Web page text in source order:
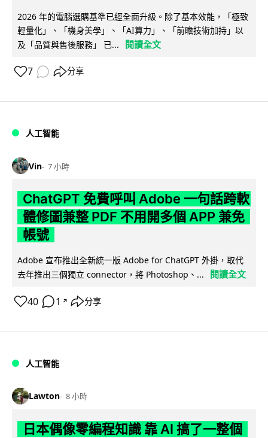
2026 年的電腦選購基準已經全面升級。除了基本效能，「極致
輕量化」、「機身美學」、「AI算力」、「前瞻技術加持」以
及「品質與售後服務」 已...
閱讀全文
7 分享
人工智能
Vin 7 小時
ChatGPT 免費呼叫 Adobe 一句話跨軟
體修圖兼整 PDF 不用開多個 APP 兼免
帳號
Adobe 宣布推出全新統一版 Adobe for ChatGPT 外掛，取代
去年推出三個獨立 connector，將 Photoshop、...
閱讀全文
40 1 ↗ 分享
人工智能
Lawton 8 小時
日本偶像零編程知識 靠 AI 搞了一整個